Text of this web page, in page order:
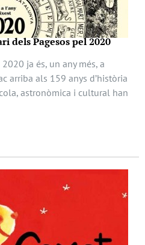
dels Pagesos pel 2020
ja és, un any més, a
arriba als 159 anys d’història
astronòmica i cultural han